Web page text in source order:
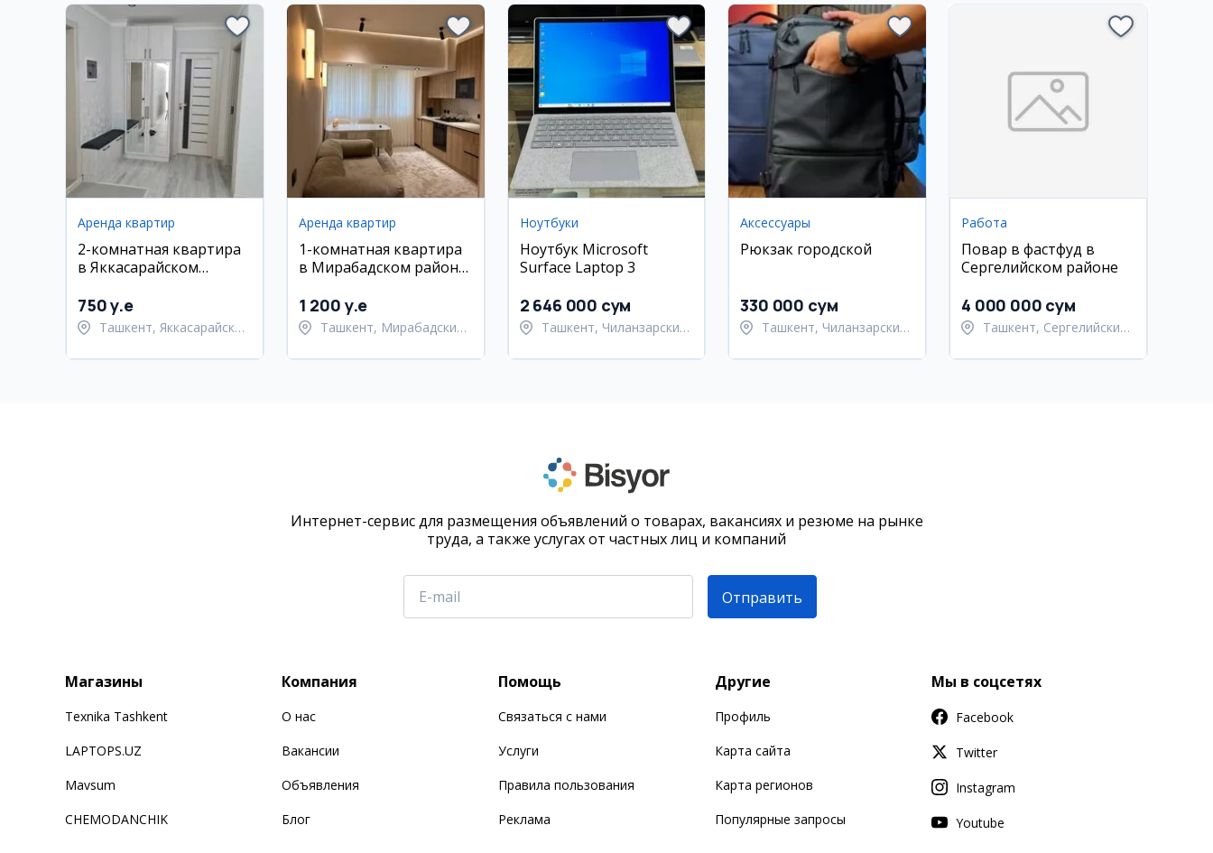
Аренда квартир
2-комнатная квартира
в Яккасарайском
750 y.e
Ташкент, Яккасарайский
Аренда квартир
1-комнатная квартира
в Мирабадском районе,
1 200 y.e
Ташкент, Мирабадский
Ноутбуки
Ноутбук Microsoft
Surface Laptop 3
2 646 000 сум
Ташкент, Чиланзарский
Аксессуары
Рюкзак городской
330 000 сум
Ташкент, Чиланзарский
Работа
Повар в фастфуд в
Сергелийском районе
4 000 000 сум
Ташкент, Сергелийский
Интернет-сервис для размещения объявлений о товарах, вакансиях и резюме на рынке
труда, а также услугах от частных лиц и компаний
Отправить
Магазины
Texnika Tashkent
LAPTOPS.UZ
Mavsum
CHEMODANCHIK
Компания
О нас
Вакансии
Объявления
Блог
Помощь
Связаться с нами
Услуги
Правила пользования
Реклама
Другие
Профиль
Карта сайта
Карта регионов
Популярные запросы
Мы в соцсетях
Facebook
Twitter
Instagram
Youtube